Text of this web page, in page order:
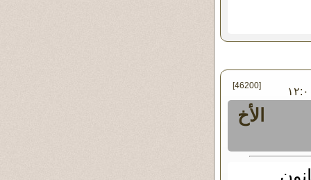
٠٥ - مارس - ٢٠١٠ ١٢:٠٠ [46200]
الأخ